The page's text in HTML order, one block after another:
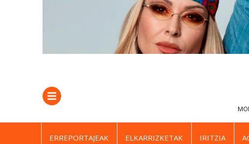
ERREPORTAJEAK ELKARRIZKETAK IRITZIA